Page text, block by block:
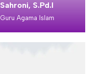
Sahroni, S.Pd.I
Guru Agama Islam